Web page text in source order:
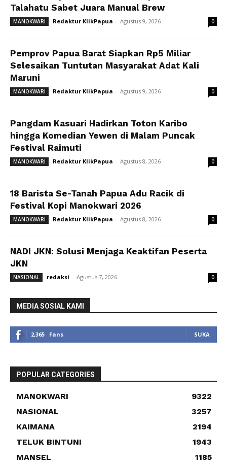
Talahatu Sabet Juara Manual Brew
MANOKWARI Redaktur KlikPapua - Agustus 9, 2026 0
Pemprov Papua Barat Siapkan Rp5 Miliar
Selesaikan Tuntutan Masyarakat Adat Kali
Maruni
MANOKWARI Redaktur KlikPapua - Agustus 9, 2026 0
Pangdam Kasuari Hadirkan Toton Karibo
hingga Komedian Yewen di Malam Puncak
Festival Raimuti
MANOKWARI Redaktur KlikPapua - Agustus 8, 2026 0
18 Barista Se-Tanah Papua Adu Racik di
Festival Kopi Manokwari 2026
MANOKWARI Redaktur KlikPapua - Agustus 8, 2026 0
NADI JKN: Solusi Menjaga Keaktifan Peserta
JKN
NASIONAL redaksi - Agustus 7, 2026 0
MEDIA SOSIAL KAMI
2,365 Fans SUKA
POPULAR CATEGORIES
MANOKWARI
9322
NASIONAL
3257
KAIMANA
2194
TELUK BINTUNI
1943
MANSEL
1185